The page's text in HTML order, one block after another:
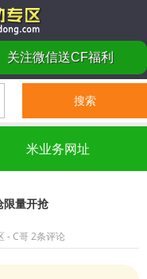
关注微信送CF福利
米业务网址
限量开抢
- C哥2条评论